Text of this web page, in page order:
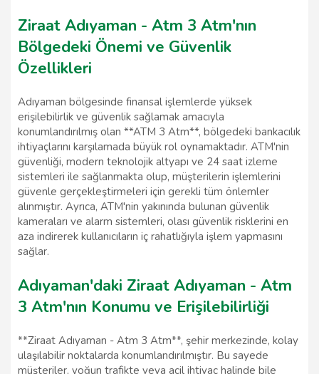
Ziraat Adıyaman - Atm 3 Atm'nın
Bölgedeki Önemi ve Güvenlik
Özellikleri
Adıyaman bölgesinde finansal işlemlerde yüksek
erişilebilirlik ve güvenlik sağlamak amacıyla
konumlandırılmış olan **ATM 3 Atm**, bölgedeki bankacılık
ihtiyaçlarını karşılamada büyük rol oynamaktadır. ATM'nin
güvenliği, modern teknolojik altyapı ve 24 saat izleme
sistemleri ile sağlanmakta olup, müşterilerin işlemlerini
güvenle gerçekleştirmeleri için gerekli tüm önlemler
alınmıştır. Ayrıca, ATM'nin yakınında bulunan güvenlik
kameraları ve alarm sistemleri, olası güvenlik risklerini en
aza indirerek kullanıcıların iç rahatlığıyla işlem yapmasını
sağlar.
Adıyaman'daki Ziraat Adıyaman - Atm
3 Atm'nın Konumu ve Erişilebilirliği
**Ziraat Adıyaman - Atm 3 Atm**, şehir merkezinde, kolay
ulaşılabilir noktalarda konumlandırılmıştır. Bu sayede
müşteriler, yoğun trafikte veya acil ihtiyaç halinde bile